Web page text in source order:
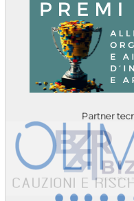
Partner